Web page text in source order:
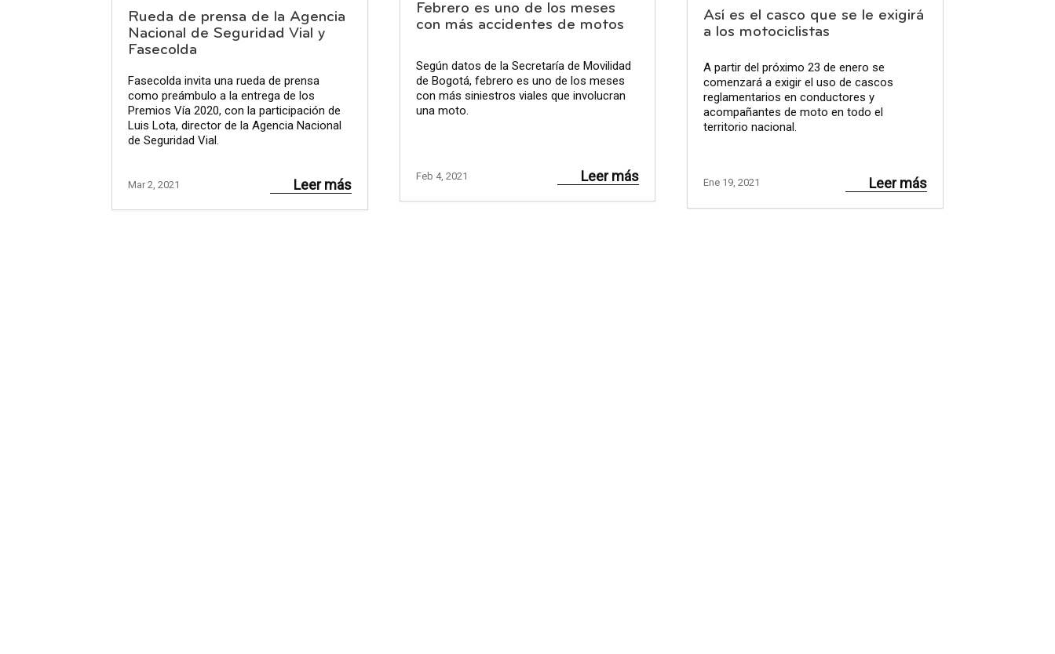
Rueda de prensa de la Agencia
Nacional de Seguridad Vial y
Fasecolda
Fasecolda invita una rueda de prensa
como preámbulo a la entrega de los
Premios Vía 2020, con la participación de
Luis Lota, director de la Agencia Nacional
de Seguridad Vial.
Mar 2, 2021 Leer más
Febrero es uno de los meses
con más accidentes de motos
Según datos de la Secretaría de Movilidad
de Bogotá, febrero es uno de los meses
con más siniestros viales que involucran
una moto.
Feb 4, 2021 Leer más
Así es el casco que se le exigirá
a los motociclistas
A partir del próximo 23 de enero se
comenzará a exigir el uso de cascos
reglamentarios en conductores y
acompañantes de moto en todo el
territorio nacional.
Ene 19, 2021 Leer más